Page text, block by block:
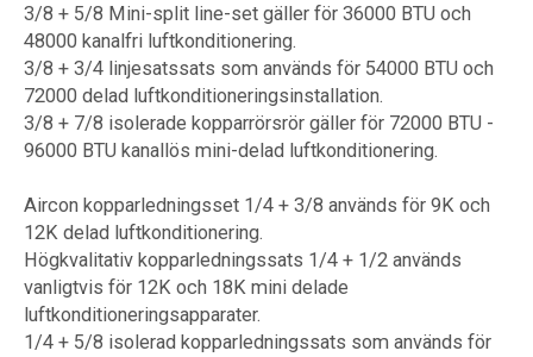
3/8 + 5/8 Mini-split line-set gäller för 36000 BTU och
48000 kanalfri luftkonditionering.
3/8 + 3/4 linjesatssats som används för 54000 BTU och
72000 delad luftkonditioneringsinstallation.
3/8 + 7/8 isolerade kopparrörsrör gäller för 72000 BTU -
96000 BTU kanallös mini-delad luftkonditionering.
Aircon kopparledningsset 1/4 + 3/8 används för 9K och
12K delad luftkonditionering.
Högkvalitativ kopparledningssats 1/4 + 1/2 används
vanligtvis för 12K och 18K mini delade
luftkonditioneringsapparater.
1/4 + 5/8 isolerad kopparledningssats som används för